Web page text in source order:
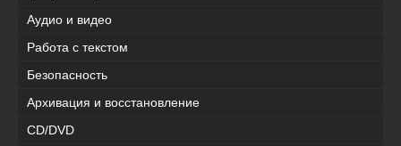
Аудио и видео
Работа с текстом
Безопасность
Архивация и восстановление
CD/DVD